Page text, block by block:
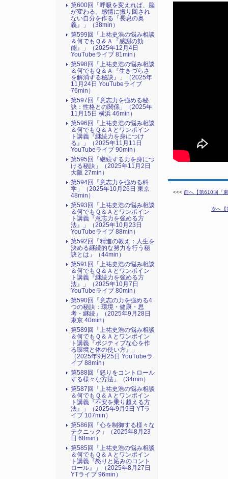
<<< 前へ【第610回「
次へ【
第600回「呼吸を変えれば、脳
が変わる。感情に振り回され
ない自分を作る『長息の奥
義』」（38min）
第599回「上祐史浩の悩み相談
＆何でもＱ＆Ａ『感謝の効
能』」（2025年12月4日
YouTubeライブ 81min）
第598回「上祐史浩の悩み相談
＆何でもＱ＆Ａ『生きづらさ
を解消する秘訣』​」（2025年
11月24日 YouTubeライブ
76min）
第597回「意志力を強める秘
訣：性格との関係」（2025年
11月15日 横浜 46min）
第596回「上祐史浩の悩み相談
＆何でもＱ＆Ａとワンポイン
ト講義『継続力を身につけ
る』​」（2025年11月11日
YouTubeライブ 90min）
第595回「継続する力を身につ
ける秘訣」（2025年11月2日
大阪 27min）
第594回「意志力を強める科
学」（2025年10月26日 東京
48min）
第593回「上祐史浩の悩み相談
＆何でもＱ＆Ａとワンポイン
ト講義『意志力を強める方
法』​」（2025年10月23日
YouTubeライブ 88min）
第592回「精進の教え：人生を
決める継続的な努力を行う秘
訣とは」（44min）
第591回「上祐史浩の悩み相談
＆何でもＱ＆Ａとワンポイン
ト講義『継続力を強める方
法』​」（2025年10月7日
YouTubeライブ 80min）
第590回「意志の力を強める4
つの秘訣：環境・健康・思
考・継続」（2025年9月28日
東京 40min）
第589回「上祐史浩の悩み相談
＆何でもＱ＆Ａとワンポイン
ト講義『ポジティブな心を作
る環境と体の使い方』​」
（2025年9月25日 YouTubeラ
イブ 88min）
第588回「怒りをコントロール
する様々な方法」（34min）
第587回「上祐史浩の悩み相談
＆何でもＱ＆Ａとワンポイン
ト講義『不安を乗り越える方
法』​」（2025年9月9日 YTラ
イブ 107min）
第586回「心を制御する様々な
テクニック」（2025年8月23
日 68min）
第585回「上祐史浩の悩み相談
＆何でもＱ＆Ａとワンポイン
ト講義『怒りと妬みのコント
ロール』​」（2025年8月27日
YTライブ 96min）